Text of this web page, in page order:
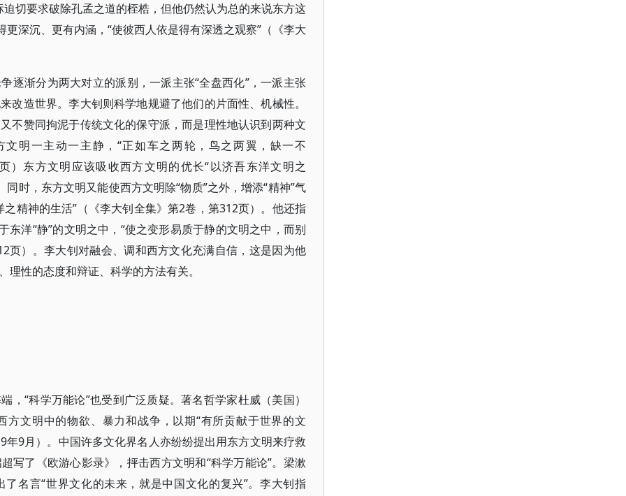
迫切要求破除孔孟之道的桎梏，但他仍然认为总的来说东方这
深沉、更有内涵，“使彼西人依是得有深透之观察”（《李大
逐渐分为两大对立的派别，一派主张“全盘西化”，一派主张
改造世界。李大钊则科学地规避了他们的片面性、机械性。
不赞同拘泥于传统文化的保守派，而是理性地认识到两种文
明一主动一主静，“正如车之两轮，鸟之两翼，缺一不
）东方文明应该吸收西方文明的优长“以济吾东洋文明之
时，东方文明又能使西方文明除“物质”之外，增添“精神”气
精神的生活”（《李大钊全集》第2卷，第312页）。他还指
东洋“静”的文明之中，“使之变形易质于静的文明之中，而别
页）。李大钊对融会、调和西方文化充满自信，这是因为他
性的态度和辩证、科学的方法有关。
，“科学万能论”也受到广泛质疑。著名哲学家杜威（美国）
文明中的物欲、暴力和战争，以期“有所贡献于世界的文
年9月）。中国许多文化界名人亦纷纷提出用东方文明来疗救
写了《欧游心影录》，抨击西方文明和“科学万能论”。梁漱
名言“世界文化的未来，就是中国文化的复兴”。李大钊指